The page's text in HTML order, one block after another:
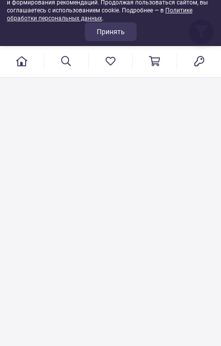
и формирования рекомендаций. Продолжая пользоваться сайтом, вы
соглашаетесь с использованием cookie. Подробнее — в Политике
обработки персональных данных.
Принять